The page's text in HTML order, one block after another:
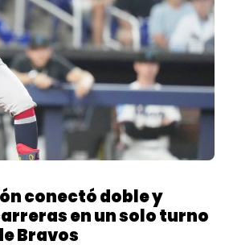
conectó doble y
en un solo turno
Bravos